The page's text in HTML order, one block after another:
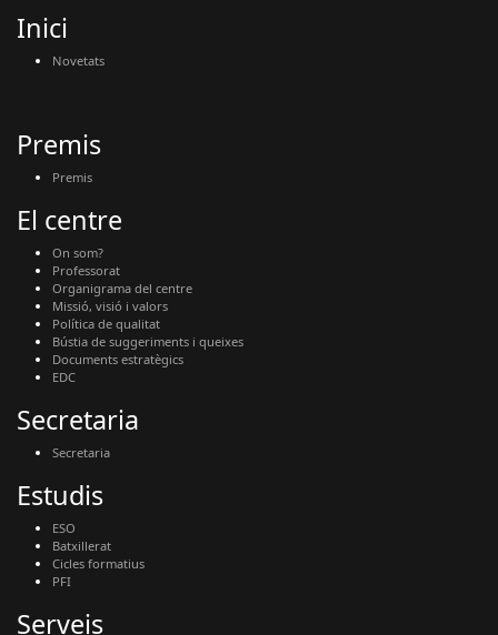
Inici
Novetats
Premis
Premis
El centre
On som?
Professorat
Organigrama del centre
Missió, visió i valors
Política de qualitat
Bústia de suggeriments i queixes
Documents estratègics
EDC
Secretaria
Secretaria
Estudis
ESO
Batxillerat
Cicles formatius
PFI
Serveis